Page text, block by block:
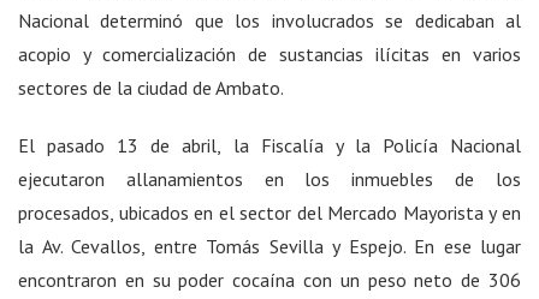
Nacional determinó que los involucrados se dedicaban al
acopio y comercialización de sustancias ilícitas en varios
sectores de la ciudad de Ambato.
El pasado 13 de abril, la Fiscalía y la Policía Nacional
ejecutaron allanamientos en los inmuebles de los
procesados, ubicados en el sector del Mercado Mayorista y en
la Av. Cevallos, entre Tomás Sevilla y Espejo. En ese lugar
encontraron en su poder cocaína con un peso neto de 306